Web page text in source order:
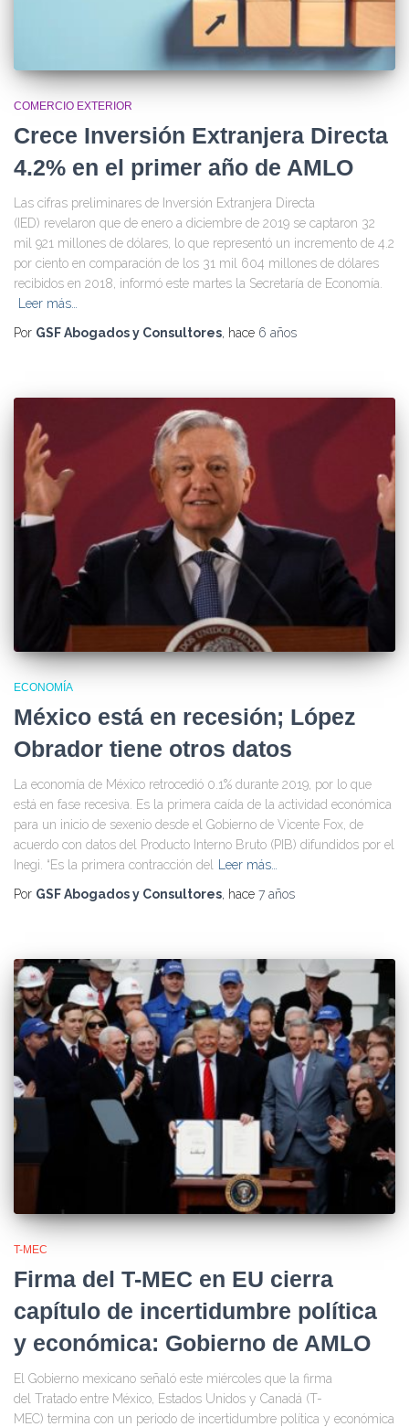
COMERCIO EXTERIOR
Crece Inversión Extranjera Directa
4.2% en el primer año de AMLO
Las cifras preliminares de Inversión Extranjera Directa
(IED) revelaron que de enero a diciembre de 2019 se captaron 32
mil 921 millones de dólares, lo que representó un incremento de 4.2
por ciento en comparación de los 31 mil 604 millones de dólares
recibidos en 2018, informó este martes la Secretaría de Economía.
Leer más…
Por GSF Abogados y Consultores, hace 6 años
ECONOMÍA
México está en recesión; López
Obrador tiene otros datos
La economía de México retrocedió 0.1% durante 2019, por lo que
está en fase recesiva. Es la primera caída de la actividad económica
para un inicio de sexenio desde el Gobierno de Vicente Fox, de
acuerdo con datos del Producto Interno Bruto (PIB) difundidos por el
Inegi. “Es la primera contracción del Leer más…
Por GSF Abogados y Consultores, hace 7 años
T-MEC
Firma del T-MEC en EU cierra
capítulo de incertidumbre política
y económica: Gobierno de AMLO
El Gobierno mexicano señaló este miércoles que la firma
del Tratado entre México, Estados Unidos y Canadá (T-
MEC) termina con un periodo de incertidumbre política y económica